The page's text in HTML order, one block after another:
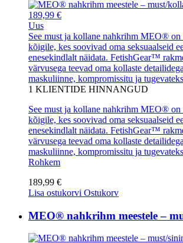
189,99 €
Uus
See must ja kollane nahkrihm MEO® on
kõigile, kes soovivad oma seksuaalseid
enesekindlalt näidata. FetishGear™
värvusega teevad oma kollaste
maskuliinne, kompromissitu ja
1 KLIENTIDE HINNANGUD
See must ja kollane nahkrihm MEO® on
kõigile, kes soovivad oma seksuaalseid
enesekindlalt näidata. FetishGear™
värvusega teevad oma kollaste
maskuliinne, kompromissitu ja
Rohkem
189,99 €
Lisa ostukorvi Ostukorv
MEO® nahkrihm meestele –